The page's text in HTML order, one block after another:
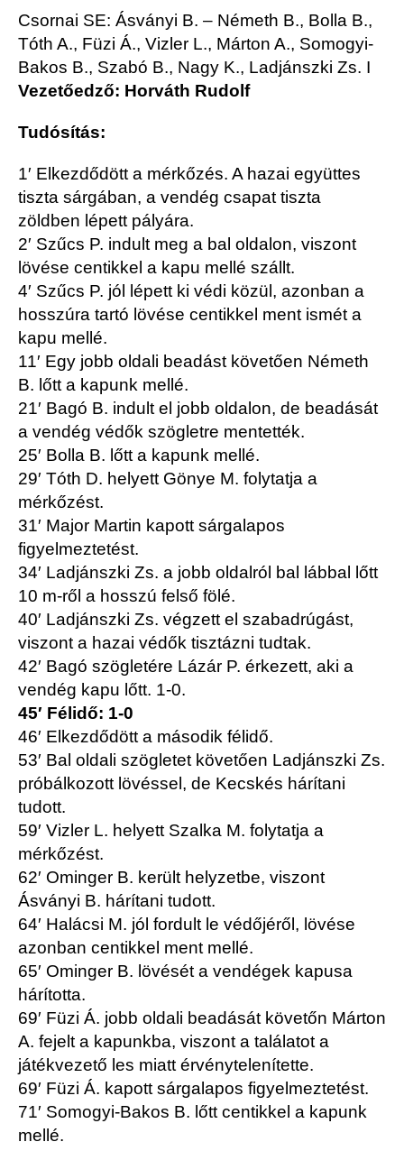
Csornai SE: Ásványi B. – Németh B., Bolla B.,
Tóth A., Füzi Á., Vizler L., Márton A., Somogyi-
Bakos B., Szabó B., Nagy K., Ladjánszki Zs. I
Vezetőedző: Horváth Rudolf
Tudósítás:
1′ Elkezdődött a mérkőzés. A hazai együttes
tiszta sárgában, a vendég csapat tiszta
zöldben lépett pályára.
2′ Szűcs P. indult meg a bal oldalon, viszont
lövése centikkel a kapu mellé szállt.
4′ Szűcs P. jól lépett ki védi közül, azonban a
hosszúra tartó lövése centikkel ment ismét a
kapu mellé.
11′ Egy jobb oldali beadást követően Németh
B. lőtt a kapunk mellé.
21′ Bagó B. indult el jobb oldalon, de beadását
a vendég védők szögletre mentették.
25′ Bolla B. lőtt a kapunk mellé.
29′ Tóth D. helyett Gönye M. folytatja a
mérkőzést.
31′ Major Martin kapott sárgalapos
figyelmeztetést.
34′ Ladjánszki Zs. a jobb oldalról bal lábbal lőtt
10 m-ről a hosszú felső fölé.
40′ Ladjánszki Zs. végzett el szabadrúgást,
viszont a hazai védők tisztázni tudtak.
42′ Bagó szögletére Lázár P. érkezett, aki a
vendég kapu lőtt. 1-0.
45′ Félidő: 1-0
46′ Elkezdődött a második félidő.
53′ Bal oldali szögletet követően Ladjánszki Zs.
próbálkozott lövéssel, de Kecskés hárítani
tudott.
59′ Vizler L. helyett Szalka M. folytatja a
mérkőzést.
62′ Ominger B. került helyzetbe, viszont
Ásványi B. hárítani tudott.
64′ Halácsi M. jól fordult le védőjéről, lövése
azonban centikkel ment mellé.
65′ Ominger B. lövését a vendégek kapusa
hárította.
69′ Füzi Á. jobb oldali beadását követőn Márton
A. fejelt a kapunkba, viszont a találatot a
játékvezető les miatt érvénytelenítette.
69′ Füzi Á. kapott sárgalapos figyelmeztetést.
71′ Somogyi-Bakos B. lőtt centikkel a kapunk
mellé.